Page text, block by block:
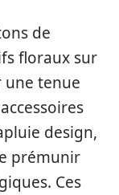
de
floraux sur
une tenue
design,
prémunir
Ces